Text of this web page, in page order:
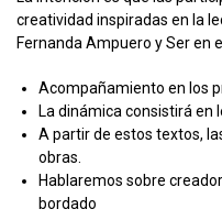
creatividad inspiradas en la
Fernanda Ampuero y Ser en
Acompañamiento en los
La dinámica consistirá en
A partir de estos textos,
obras.
Hablaremos sobre
bordado